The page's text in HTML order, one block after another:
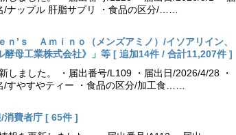
/ナップル 肝脂サプリ ・食品の区分/……
’ｓ Ａｍｉｎｏ（メンズアミノ）/イソアリイン、
母工業株式会社》」等 [ 追加14件 / 合計11,207件 ]
しました。 ・届出番号/L109 ・届出日/2026/4/28 ・
/すやすやティー ・食品の区分/加工食……
消費者庁 [ 65件 ]